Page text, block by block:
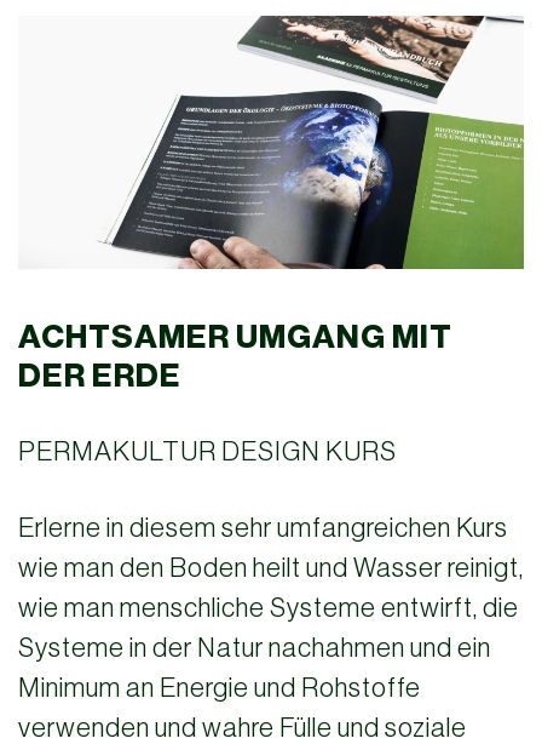
ACHTSAMER UMGANG MIT
DER ERDE
PERMAKULTUR DESIGN KURS
Erlerne in diesem sehr umfangreichen Kurs
wie man den Boden heilt und Wasser reinigt,
wie man menschliche Systeme entwirft, die
Systeme in der Natur nachahmen und ein
Minimum an Energie und Rohstoffe
verwenden und wahre Fülle und soziale